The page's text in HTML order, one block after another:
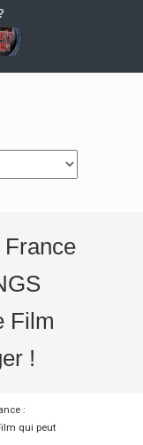
France
Film
!
:
qui peut